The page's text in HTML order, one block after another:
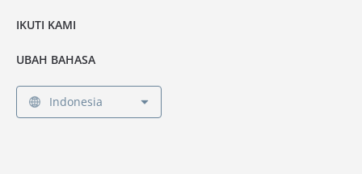
IKUTI KAMI
UBAH BAHASA
Indonesia